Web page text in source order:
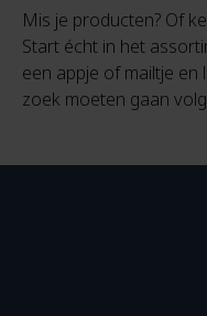
Mis je producten? Of
Start écht in het
een appje of mailtje
zoek moeten gaan